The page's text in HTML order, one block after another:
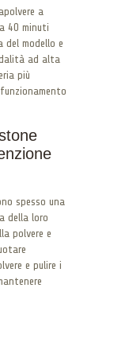
a
40 minuti
del modello e
ad alta
più
spesso una
della loro
polvere e
e pulire i